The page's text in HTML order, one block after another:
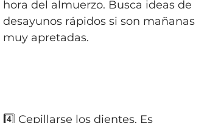
hora del almuerzo. Busca ideas de
desayunos rápidos si son mañanas
muy apretadas.
4️⃣ Cepillarse los dientes. Es